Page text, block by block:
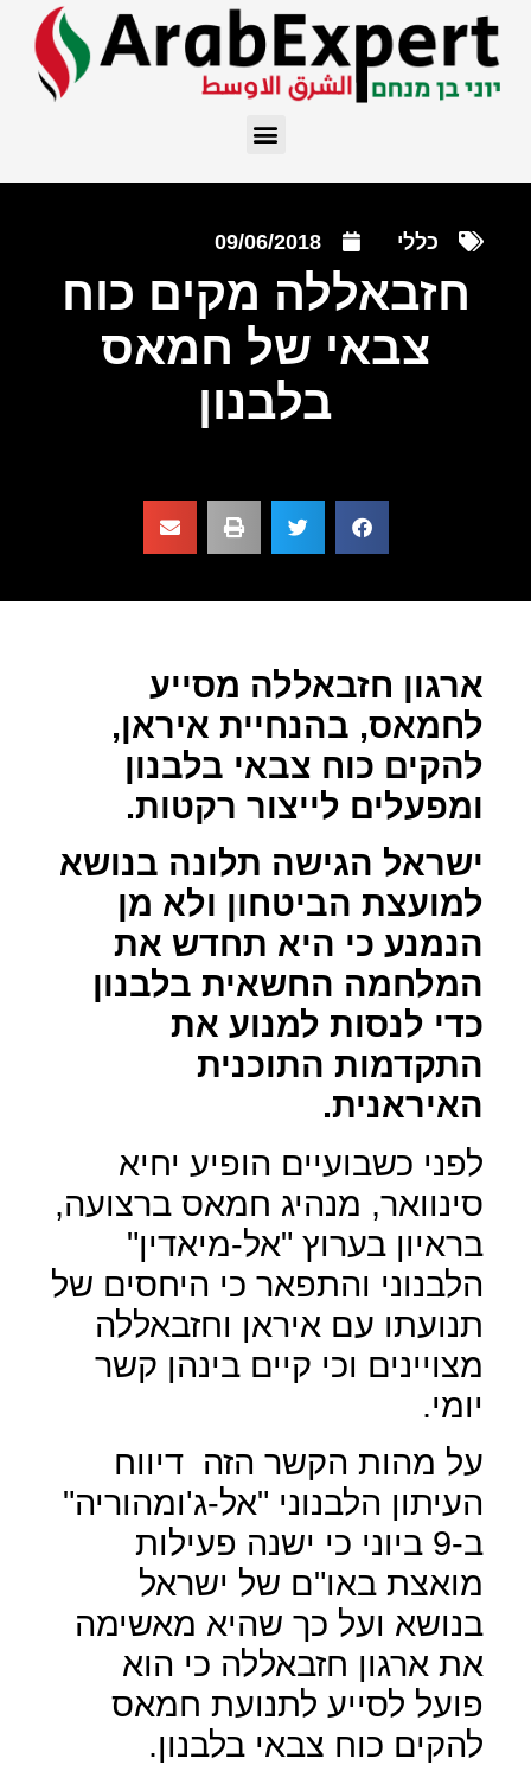
כללי 09/06/2018
חזבאללה מקים כוח
צבאי של חמאס
בלבנון
ארגון חזבאללה מסייע
לחמאס, בהנחיית איראן,
להקים כוח צבאי בלבנון
ומפעלים לייצור רקטות.
ישראל הגישה תלונה בנושא
למועצת הביטחון ולא מן
הנמנע כי היא תחדש את
המלחמה החשאית בלבנון
כדי לנסות למנוע את
התקדמות התוכנית
האיראנית.
לפני כשבועיים הופיע יחיא
סינוואר, מנהיג חמאס ברצועה,
בראיון בערוץ "אל-מיאדין"
הלבנוני והתפאר כי היחסים של
תנועתו עם איראן וחזבאללה
מצויינים וכי קיים בינהן קשר
יומי.
על מהות הקשר הזה דיווח
העיתון הלבנוני "אל-ג'ומהוריה"
ב-9 ביוני כי ישנה פעילות
מואצת באו"ם של ישראל
בנושא ועל כך שהיא מאשימה
את ארגון חזבאללה כי הוא
פועל לסייע לתנועת חמאס
להקים כוח צבאי בלבנון.